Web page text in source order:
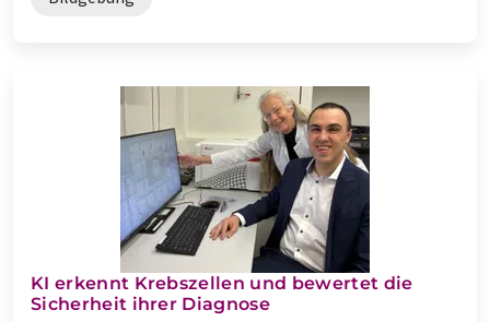
KI erkennt Krebszellen und bewertet die
Sicherheit ihrer Diagnose